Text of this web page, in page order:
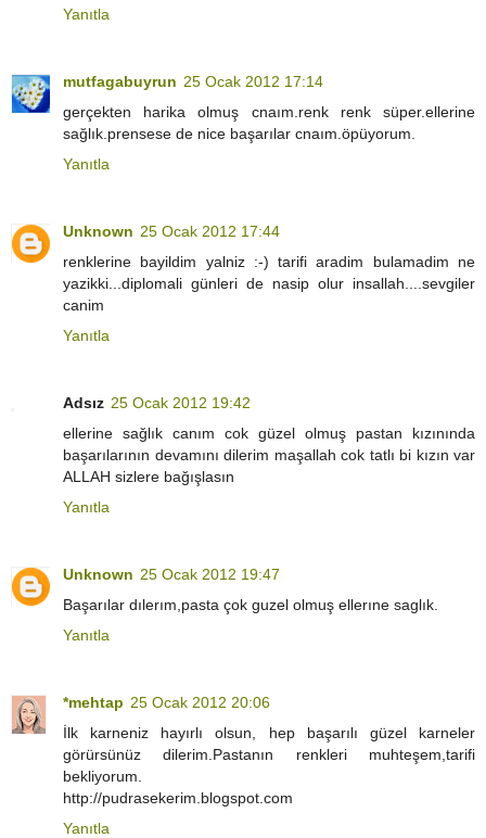
Yanıtla
mutfagabuyrun 25 Ocak 2012 17:14
gerçekten harika olmuş cnaım.renk renk süper.ellerine
sağlık.prensese de nice başarılar cnaım.öpüyorum.
Yanıtla
Unknown 25 Ocak 2012 17:44
renklerine bayildim yalniz :-) tarifi aradim bulamadim ne
yazikki...diplomali günleri de nasip olur insallah....sevgiler
canim
Yanıtla
Adsız 25 Ocak 2012 19:42
ellerine sağlık canım cok güzel olmuş pastan kızınında
başarılarının devamını dilerim maşallah cok tatlı bi kızın var
ALLAH sizlere bağışlasın
Yanıtla
Unknown 25 Ocak 2012 19:47
Başarılar dılerım,pasta çok guzel olmuş ellerıne saglık.
Yanıtla
*mehtap 25 Ocak 2012 20:06
İlk karneniz hayırlı olsun, hep başarılı güzel karneler
görürsünüz dilerim.Pastanın renkleri muhteşem,tarifi
bekliyorum.
http://pudrasekerim.blogspot.com
Yanıtla